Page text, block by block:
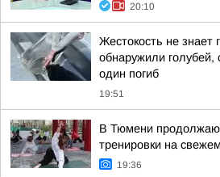
20:10
Жестокость не знает
обнаружили
один погиб
19:51
В Тюмени
тренировки на
19:36